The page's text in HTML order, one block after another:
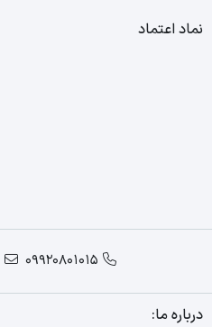
نماد اعتماد
09920801015
درباره ما: